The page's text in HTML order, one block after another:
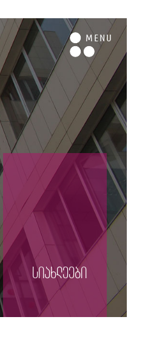
MENU
სიახლეები